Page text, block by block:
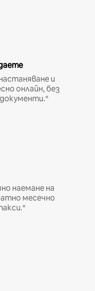
и
онлайн, без
наемане на
месечно